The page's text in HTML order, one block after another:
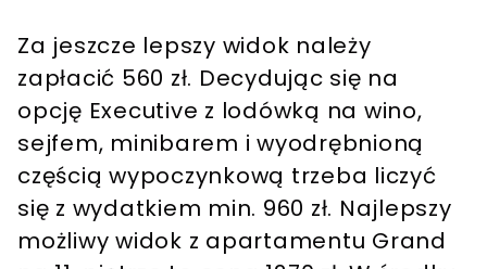
Za jeszcze lepszy widok należy
zapłacić 560 zł. Decydując się na
opcję Executive z lodówką na wino,
sejfem, minibarem i wyodrębnioną
częścią wypoczynkową trzeba liczyć
się z wydatkiem min. 960 zł. Najlepszy
możliwy widok z apartamentu Grand